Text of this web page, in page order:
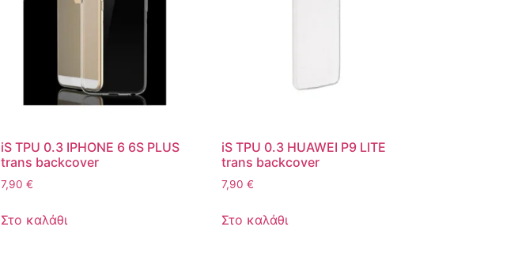
iS TPU 0.3 IPHONE 6 6S PLUS
trans backcover
7,90€
Στο καλάθι
iS TPU 0.3 HUAWEI P9 LITE
trans backcover
7,90€
Στο καλάθι